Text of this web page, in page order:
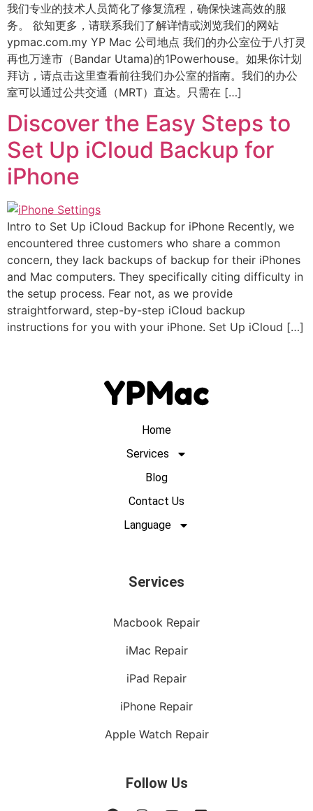
我们专业的技术人员简化了修复流程，确保快速高效的服
务。 欲知更多，请联系我们了解详情或浏览我们的网站
ypmac.com.my YP Mac 公司地点 我们的办公室位于八打灵
再也万達市（Bandar Utama)的1Powerhouse。如果你计划
拜访，请点击这里查看前往我们办公室的指南。我们的办公
室可以通过公共交通（MRT）直达。只需在 […]
Discover the Easy Steps to
Set Up iCloud Backup for
iPhone
Intro to Set Up iCloud Backup for iPhone Recently, we
encountered three customers who share a common
concern, they lack backups of backup for their iPhones
and Mac computers. They specifically citing difficulty in
the setup process. Fear not, as we provide
straightforward, step-by-step iCloud backup
instructions for you with your iPhone. Set Up iCloud […]
Home
Services
Blog
Contact Us
Language
Services
Macbook Repair
iMac Repair
iPad Repair
iPhone Repair
Apple Watch Repair
Follow Us